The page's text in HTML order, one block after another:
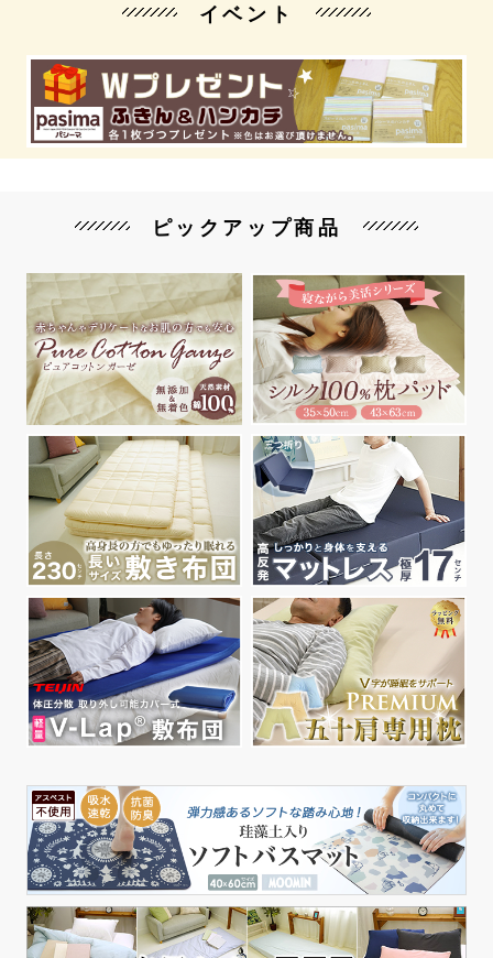
イベント
ピックアップ商品